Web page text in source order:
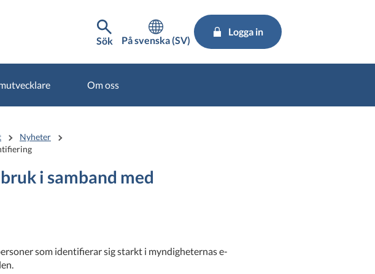
Sök På svenska (SV)
Logga in
Om oss
Nyheter
i samband med
som identifierar sig starkt i myndigheternas e-